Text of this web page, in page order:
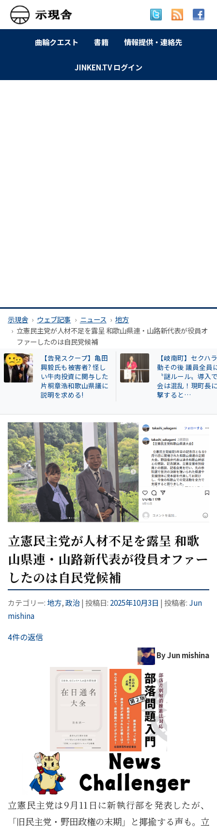
曲輪クエスト 書籍 情報提供・連絡先
JINKEN.TV ログイン
示現舎 ウェブ記事 ニュース
地方
立憲民主党が人材不足を露呈 和歌山県連・山路新代表が役員オ
ファーしたのは自民党候補
【告発スクープ】亀田
興毅氏も被害者? 怪し
い牛肉投資に関与した
片桐章浩和歌山県議に
説明を求める!
【岐南町】セクハ
動その後 議員全員
〝謎ルール〟導入
会は混乱！現町長
撃すると…
立憲民主党が人材不足を露呈 和歌
山県連・山路新代表が役員オファー
したのは自民党候補
カテゴリー: 地方,政治| 投稿日: 2025年10月3日 | 投稿者: Jun
mishina
4件の返信
By Jun mishina
立憲民主党は9月11日に新執行部を発表したが、
「旧民主党・野田政権の末期」と揶揄する声も。立